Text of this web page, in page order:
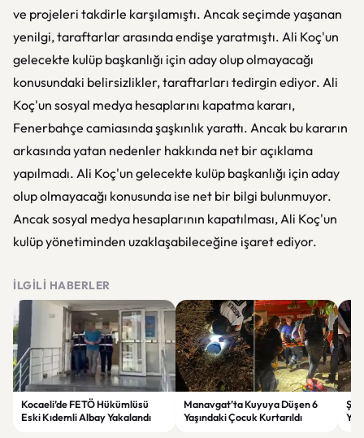
ve projeleri takdirle karşılamıştı. Ancak seçimde yaşanan
yenilgi, taraftarlar arasında endişe yaratmıştı. Ali Koç'un
gelecekte kulüp başkanlığı için aday olup olmayacağı
konusundaki belirsizlikler, taraftarları tedirgin ediyor. Ali
Koç'un sosyal medya hesaplarını kapatma kararı,
Fenerbahçe camiasında şaşkınlık yarattı. Ancak bu kararın
arkasında yatan nedenler hakkında net bir açıklama
yapılmadı. Ali Koç'un gelecekte kulüp başkanlığı için aday
olup olmayacağı konusunda ise net bir bilgi bulunmuyor.
Ancak sosyal medya hesaplarının kapatılması, Ali Koç'un
kulüp yönetiminden uzaklaşabileceğine işaret ediyor.
İLGILI HABERLER
Kocaeli’de FETÖ Hükümlüsü
Eski Kıdemli Albay Yakalandı
Manavgat’ta Kuyuya Düşen 6
Yaşındaki Çocuk Kurtarıldı